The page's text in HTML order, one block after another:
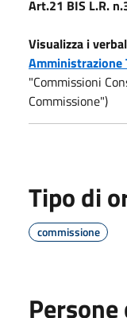
Art.21 BIS L.R.
Visualizza i
Amministrazione
"Commissioni
Commissione")
Tipo di
commissione